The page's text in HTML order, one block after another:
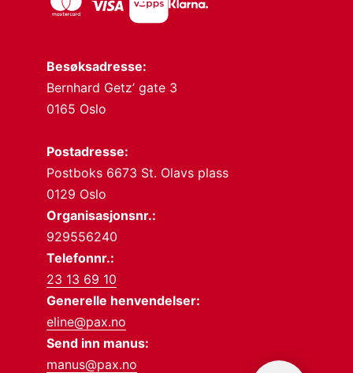
Besøksadresse:
Bernhard Getz’ gate 3
0165 Oslo
Postadresse:
Postboks 6673 St. Olavs plass
0129 Oslo
Organisasjonsnr.:
929556240
Telefonnr.:
23 13 69 10
Generelle henvendelser:
eline@pax.no
Send inn manus:
manus@pax.no